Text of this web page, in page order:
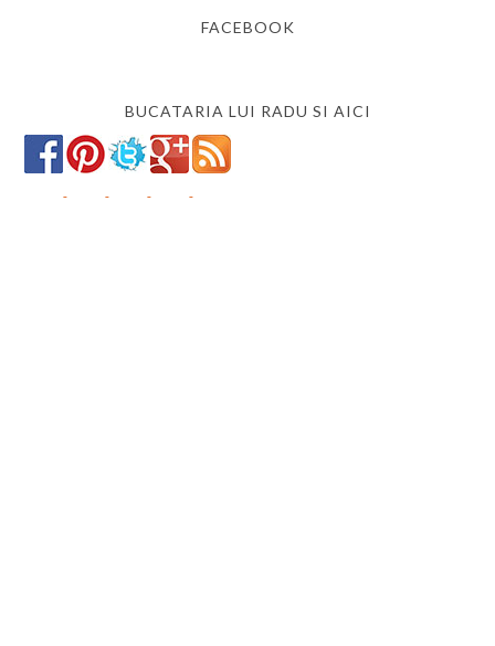
FACEBOOK
BUCATARIA LUI RADU SI AICI